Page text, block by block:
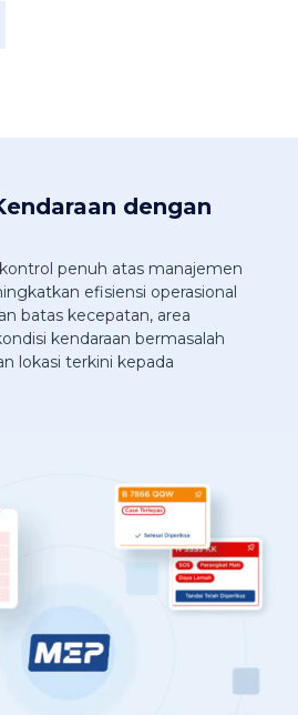
dengan
penuh atas manajemen
efisiensi operasional
batas kecepatan, area
kendaraan bermasalah
lokasi terkini kepada